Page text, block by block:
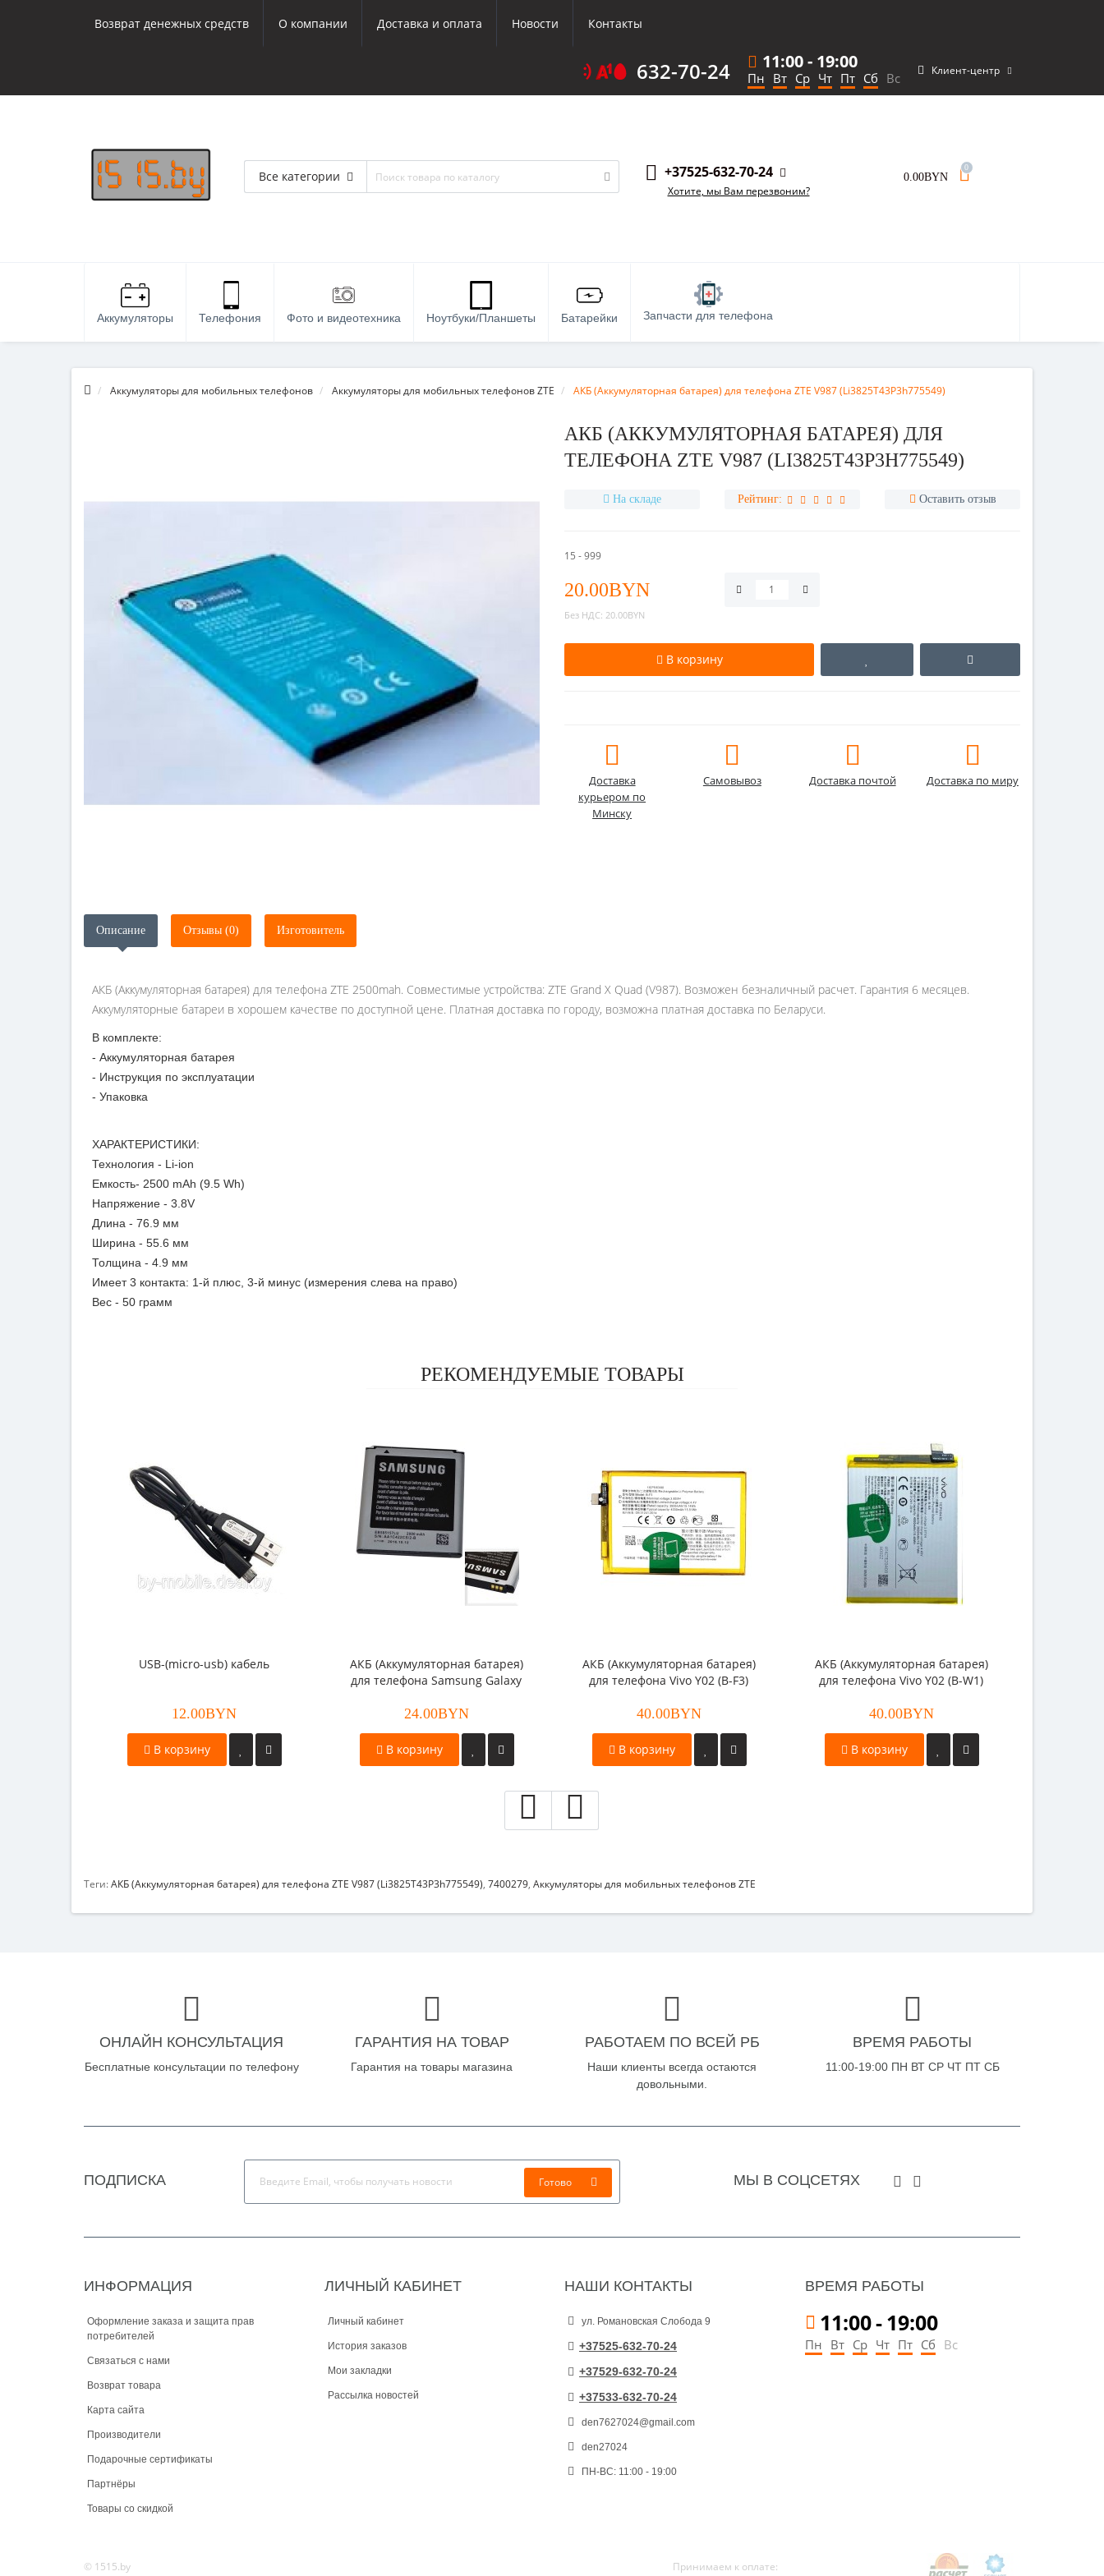
Возврат денежных средств О компании Доставка и оплата Новости Контакты
632-70-24 11:00- 19:00
Пн Вт Ср Чт Пт Сб Вс Клиент-центр
Все категории +37525-632-70-24
Хотите, мы Вам перезвоним?
0.00BYN
0
Аккумуляторы Телефония Фото и видеотехника Ноутбуки/Планшеты Батарейки Запчасти для телефона
Аккумуляторы для мобильных телефонов Аккумуляторы для мобильных телефонов ZTE АКБ (Аккумуляторная батарея) для телефона ZTE V987 (Li3825T43P3h775549)
АКБ (АККУМУЛЯТОРНАЯ БАТАРЕЯ) ДЛЯ
ТЕЛЕФОНА ZTE V987 (LI3825T43P3H775549)
На складе Рейтинг: Оставить отзыв
15 - 999
20.00BYN
Без НДС: 20.00BYN
В корзину
Доставка
курьером по
Минску
Самовывоз Доставка почтой Доставка по миру
Описание Отзывы (0) Изготовитель
АКБ (Аккумуляторная батарея) для телефона ZTE 2500mah. Совместимые устройства: ZTE Grand X Quad (V987). Возможен безналичный расчет. Гарантия 6 месяцев.
Аккумуляторные батареи в хорошем качестве по доступной цене. Платная доставка по городу, возможна платная доставка по Беларуси.
В комплекте:
- Аккумуляторная батарея
- Инструкция по эксплуатации
- Упаковка
ХАРАКТЕРИСТИКИ:
Технология - Li-ion
Емкость- 2500 mAh (9.5 Wh)
Напряжение - 3.8V
Длина - 76.9 мм
Ширина - 55.6 мм
Толщина - 4.9 мм
Имеет 3 контакта: 1-й плюс, 3-й минус (измерения слева на право)
Вес - 50 грамм
РЕКОМЕНДУЕМЫЕ ТОВАРЫ
USB-(micro-usb) кабель
12.00BYN
В корзину
АКБ (Аккумуляторная батарея)
для телефона Samsung Galaxy
оригинал
24.00BYN
В корзину
АКБ (Аккумуляторная батарея)
для телефона Vivo Y02 (B-F3)
40.00BYN
В корзину
АКБ (Аккумуляторная батарея)
для телефона Vivo Y02 (B-W1)
40.00BYN
В корзину
Теги:АКБ (Аккумуляторная батарея) для телефона ZTE V987 (Li3825T43P3h775549), 7400279, Аккумуляторы для мобильных телефонов ZTE
ОНЛАЙН КОНСУЛЬТАЦИЯ
Бесплатные консультации по телефону
ГАРАНТИЯ НА ТОВАР
Гарантия на товары магазина
РАБОТАЕМ ПО ВСЕЙ РБ
Наши клиенты всегда остаются
довольными.
ВРЕМЯ РАБОТЫ
11:00-19:00 ПН ВТ СР ЧТ ПТ СБ
ПОДПИСКА Готово МЫ В СОЦСЕТЯХ
ИНФОРМАЦИЯ
Оформление заказа и защита прав
потребителей
Связаться с нами
Возврат товара
Карта сайта
Производители
Подарочные сертификаты
Партнёры
Товары со скидкой
ЛИЧНЫЙ КАБИНЕТ
Личный кабинет
История заказов
Мои закладки
Рассылка новостей
НАШИ КОНТАКТЫ
ул. Романовская Слобода 9
+37525-632-70-24
+37529-632-70-24
+37533-632-70-24
den7627024@gmail.com
den27024
ПН-ВС: 11:00 - 19:00
ВРЕМЯ РАБОТЫ
11:00-19:00
Пн Вт Ср Чт Пт Сб Вс
© 1515.by Принимаем к оплате: